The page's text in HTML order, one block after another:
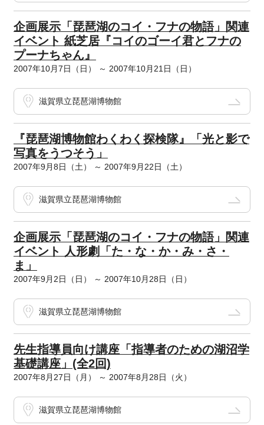
企画展示「琵琶湖のコイ・フナの物語」関連
イベント 紙芝居『コイのゴーイ君とフナの
プーナちゃん』
2007年10月7日（日） ～ 2007年10月21日（日）
滋賀県立琵琶湖博物館
『琵琶湖博物館わくわく探検隊』「光と影で
写真をうつそう」
2007年9月8日（土） ～ 2007年9月22日（土）
滋賀県立琵琶湖博物館
企画展示「琵琶湖のコイ・フナの物語」関連
イベント 人形劇「た・な・か・み・さ・
ま」
2007年9月2日（日） ～ 2007年10月28日（日）
滋賀県立琵琶湖博物館
先生指導員向け講座「指導者のための湖沼学
基礎講座」(全2回)
2007年8月27日（月） ～ 2007年8月28日（火）
滋賀県立琵琶湖博物館